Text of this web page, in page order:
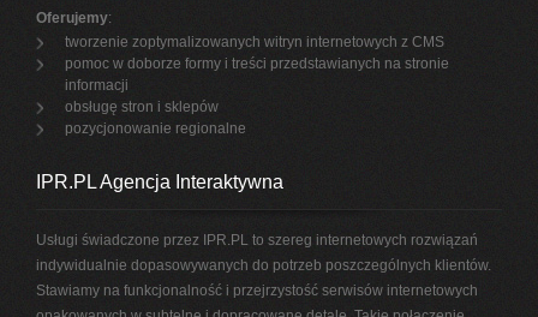
Oferujemy:
tworzenie zoptymalizowanych witryn internetowych z CMS
pomoc w doborze formy i treści przedstawianych na stronie
informacji
obsługę stron i sklepów
pozycjonowanie regionalne
IPR.PL Agencja Interaktywna
Usługi świadczone przez IPR.PL to szereg internetowych rozwiązań
indywidualnie dopasowywanych do potrzeb poszczególnych klientów.
Stawiamy na funkcjonalność i przejrzystość serwisów internetowych